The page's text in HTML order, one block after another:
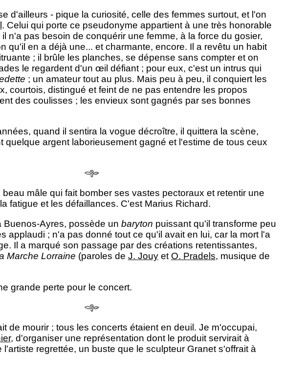
d'ailleurs - pique la curiosité, celle des femmes surtout, et l'on
. Celui qui porte ce pseudonyme appartient à une très honorable
n'a pas besoin de conquérir une femme, à la force du gosier,
qu'il en a déjà une... et charmante, encore. Il a revêtu un habit
; il brûle les planches, se dépense sans compter et on
le regardent d'un œil défiant ; pour eux, c'est un intrus qui
; un amateur tout au plus. Mais peu à peu, il conquiert les
courtois, distingué et feint de ne pas entendre les propos
des coulisses ; les envieux sont gagnés par ses bonnes
quand il sentira la vogue décroître, il quittera la scène,
quelque argent laborieusement gagné et l'estime de tous ceux
mâle qui fait bomber ses vastes pectoraux et retentir une
fatigue et les défaillances. C'est Marius Richard.
Buenos-Ayres, possède un baryton puissant qu'il transforme peu
applaudi ; n'a pas donné tout ce qu'il avait en lui, car la mort l'a
Il a marqué son passage par des créations retentissantes,
Marche Lorraine (paroles de J. Jouyet O. Pradels, musique de
grande perte pour le concert.
de mourir ; tous les concerts étaient en deuil. Je m'occupai,
, d'organiser une représentation dont le produit servirait à
l'artiste regrettée, un buste que le sculpteur Granet s'offrait à